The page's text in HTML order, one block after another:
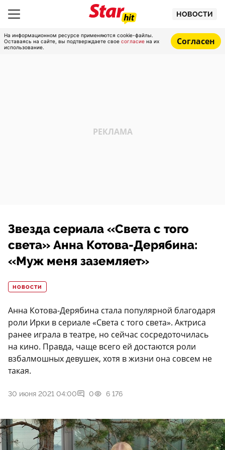
НОВОСТИ
На информационном ресурсе применяются cookie-файлы.
Оставаясь на сайте, вы подтверждаете свое согласие на их
использование.
Согласен
Звезда сериала «Света с того
света» Анна Котова-Дерябина:
«Муж меня заземляет»
НОВОСТИ
Анна Котова-Дерябина стала популярной благодаря
роли Ирки в сериале «Света с того света». Актриса
ранее играла в театре, но сейчас сосредоточилась
на кино. Правда, чаще всего ей достаются роли
взбалмошных девушек, хотя в жизни она совсем не
такая.
30 июня 2021 04:00 0 6 176